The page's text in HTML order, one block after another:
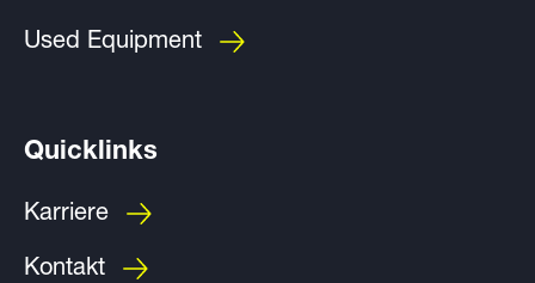
Used Equipment
Quicklinks
Karriere
Kontakt